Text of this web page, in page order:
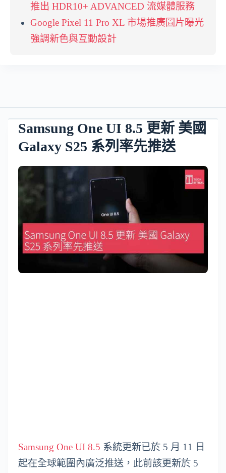
推出 HDR10+ ADVANCED 流媒體服務
Google Pixel 11 Pro XL 市場推廣圖片曝光
強調新色與互動設計
Samsung One UI 8.5 更新 美國
Galaxy S25 系列率先推送
Samsung One UI 8.5 系統更新已於 5 月 11 日
起在全球範圍內廣泛推送，此前該更新於 5